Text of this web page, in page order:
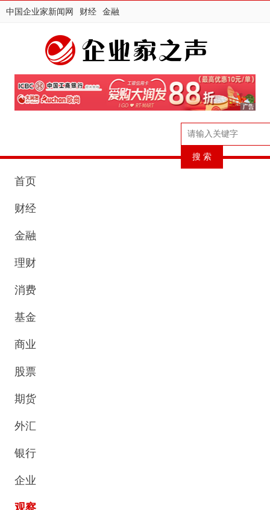
中国企业家新闻网 财经 金融
首页
财经
金融
理财
消费
基金
商业
股票
期货
外汇
银行
企业
观察